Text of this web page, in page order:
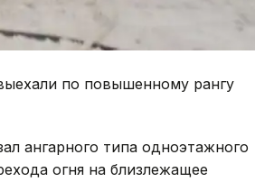
по повышенному рангу
ангарного типа одноэтажного
огня на близлежащее